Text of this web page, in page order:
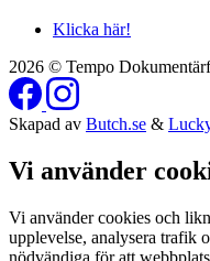
Klicka här!
2026 © Tempo
Skapad av Butch.se &
Vi använder
Vi använder cookies och
upplevelse, analysera trafik
nödvändiga för att